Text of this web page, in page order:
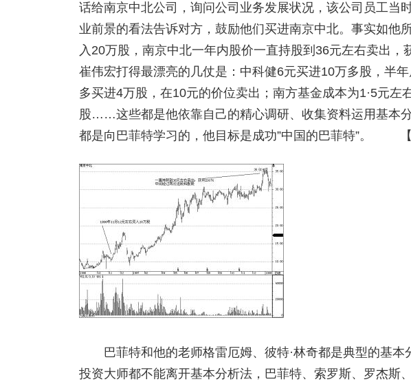
话给南京中北公司，询问公司业务发展状况，该公司员工当
业前景的看法告诉对方，鼓励他们买进南京中北。事实如他
入20万股，南京中北一年内股价一直持股到36元左右卖出，
崔伟宏打得最漂亮的几仗是：中科健6元买进10万多股，半
多买进4万股，在10元的价位卖出；南方基金成本为1·5元左
股……这些都是他依靠自己的精心调研、收集资料运用基本
都是向巴菲特学习的，他目标是成功”中国的巴菲特”。 【
巴菲特和他的老师格雷厄姆、彼特·林奇都是典型的基本
投资大师都不能离开基本分析法，巴菲特、索罗斯、罗杰斯